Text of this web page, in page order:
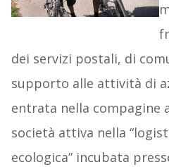
dei servizi postali, di
supporto alle attività di
entrata nella compagine
società attiva nella
ecologica” incubata